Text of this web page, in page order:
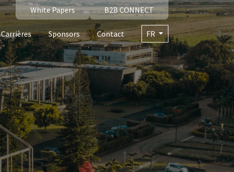
White Papers B2B CONNECT
Carrières Sponsors Contact FR